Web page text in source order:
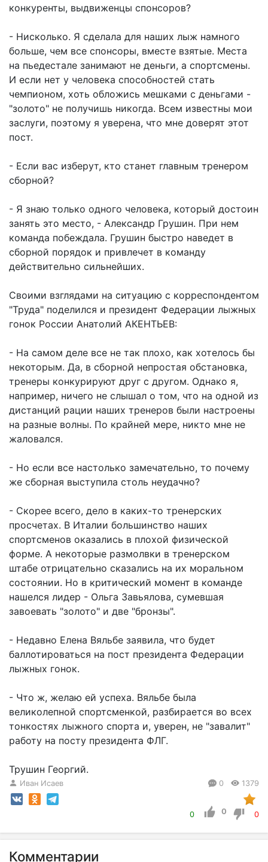
конкуренты, выдвиженцы спонсоров?
- Нисколько. Я сделала для наших лыж намного
больше, чем все спонсоры, вместе взятые. Места
на пьедестале занимают не деньги, а спортсмены.
И если нет у человека способностей стать
чемпионом, хоть обложись мешками с деньгами -
"золото" не получишь никогда. Всем известны мои
заслуги, поэтому я уверена, что мне доверят этот
пост.
- Если вас изберут, кто станет главным тренером
сборной?
- Я знаю только одного человека, который достоин
занять это место, - Александр Грушин. При нем
команда побеждала. Грушин быстро наведет в
сборной порядок и привлечет в команду
действительно сильнейших.
Своими взглядами на ситуацию с корреспондентом
"Труда" поделился и президент Федерации лыжных
гонок России Анатолий АКЕНТЬЕВ:
- На самом деле все не так плохо, как хотелось бы
некоторым. Да, в сборной непростая обстановка,
тренеры конкурируют друг с другом. Однако я,
например, ничего не слышал о том, что на одной из
дистанций рации наших тренеров были настроены
на разные волны. По крайней мере, никто мне не
жаловался.
- Но если все настолько замечательно, то почему
же сборная выступила столь неудачно?
- Скорее всего, дело в каких-то тренерских
просчетах. В Италии большинство наших
спортсменов оказались в плохой физической
форме. А некоторые размолвки в тренерском
штабе отрицательно сказались на их моральном
состоянии. Но в критический момент в команде
нашелся лидер - Ольга Завьялова, сумевшая
завоевать "золото" и две "бронзы".
- Недавно Елена Вяльбе заявила, что будет
баллотироваться на пост президента Федерации
лыжных гонок.
- Что ж, желаю ей успеха. Вяльбе была
великолепной спортсменкой, разбирается во всех
тонкостях лыжного спорта и, уверен, не "завалит"
работу на посту президента ФЛГ.
Трушин Георгий.
Иван Исаев 0 1379
0 0 0
Комментарии